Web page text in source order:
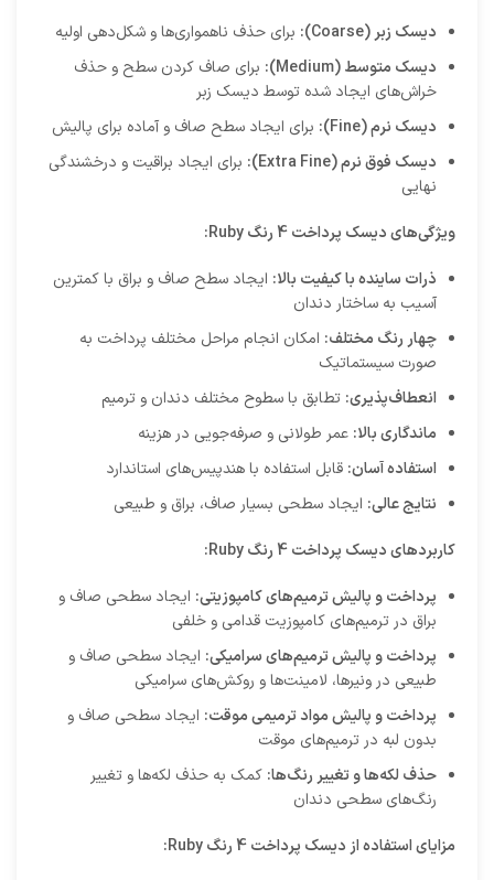
دیسک زبر (Coarse):
برای حذف ناهمواری‌ها و شکل‌دهی اولیه
دیسک متوسط (Medium):
برای صاف کردن سطح و حذف
خراش‌های ایجاد شده توسط دیسک زبر
دیسک نرم (Fine):
برای ایجاد سطح صاف و آماده برای پالیش
دیسک فوق نرم (Extra Fine):
برای ایجاد براقیت و درخشندگی
نهایی
ویژگی‌های دیسک پرداخت 4 رنگ Ruby:
ذرات ساینده با کیفیت بالا: ایجاد سطح صاف و براق با کمترین
آسیب به ساختار دندان
چهار رنگ مختلف: امکان انجام مراحل مختلف پرداخت به
صورت سیستماتیک
انعطاف‌پذیری: تطابق با سطوح مختلف دندان و ترمیم
ماندگاری بالا: عمر طولانی و صرفه‌جویی در هزینه
استفاده آسان: قابل استفاده با هندپیس‌های استاندارد
نتایج عالی: ایجاد سطحی بسیار صاف، براق و طبیعی
کاربردهای دیسک پرداخت 4 رنگ Ruby:
پرداخت و پالیش ترمیم‌های کامپوزیتی: ایجاد سطحی صاف و
براق در ترمیم‌های کامپوزیت قدامی و خلفی
پرداخت و پالیش ترمیم‌های سرامیکی: ایجاد سطحی صاف و
طبیعی در ونیرها، لامینت‌ها و روکش‌های سرامیکی
پرداخت و پالیش مواد ترمیمی موقت: ایجاد سطحی صاف و
بدون لبه در ترمیم‌های موقت
حذف لکه‌ها و تغییر رنگ‌ها: کمک به حذف لکه‌ها و تغییر
رنگ‌های سطحی دندان
مزایای استفاده از دیسک پرداخت 4 رنگ Ruby: